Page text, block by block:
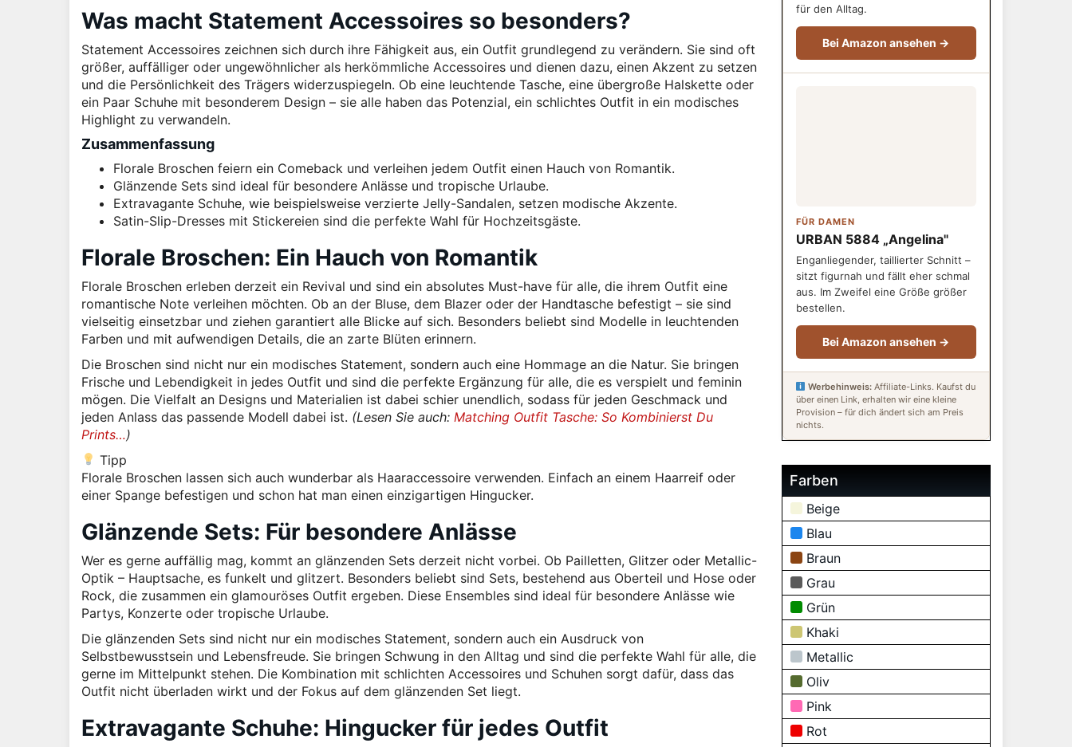
Was macht Statement Accessoires so besonders?
Statement Accessoires zeichnen sich durch ihre Fähigkeit aus, ein Outfit grundlegend zu verändern. Sie sind oft
größer, auffälliger oder ungewöhnlicher als herkömmliche Accessoires und dienen dazu, einen Akzent zu setzen
und die Persönlichkeit des Trägers widerzuspiegeln. Ob eine leuchtende Tasche, eine übergroße Halskette oder
ein Paar Schuhe mit besonderem Design – sie alle haben das Potenzial, ein schlichtes Outfit in ein modisches
Highlight zu verwandeln.
Zusammenfassung
Florale Broschen feiern ein Comeback und verleihen jedem Outfit einen Hauch von Romantik.
Glänzende Sets sind ideal für besondere Anlässe und tropische Urlaube.
Extravagante Schuhe, wie beispielsweise verzierte Jelly-Sandalen, setzen modische Akzente.
Satin-Slip-Dresses mit Stickereien sind die perfekte Wahl für Hochzeitsgäste.
Florale Broschen: Ein Hauch von Romantik
Florale Broschen erleben derzeit ein Revival und sind ein absolutes Must-have für alle, die ihrem Outfit eine
romantische Note verleihen möchten. Ob an der Bluse, dem Blazer oder der Handtasche befestigt – sie sind
vielseitig einsetzbar und ziehen garantiert alle Blicke auf sich. Besonders beliebt sind Modelle in leuchtenden
Farben und mit aufwendigen Details, die an zarte Blüten erinnern.
Die Broschen sind nicht nur ein modisches Statement, sondern auch eine Hommage an die Natur. Sie bringen
Frische und Lebendigkeit in jedes Outfit und sind die perfekte Ergänzung für alle, die es verspielt und feminin
mögen. Die Vielfalt an Designs und Materialien ist dabei schier unendlich, sodass für jeden Geschmack und
jeden Anlass das passende Modell dabei ist. (Lesen Sie auch: Matching Outfit Tasche: So Kombinierst Du
Prints…)
Tipp
Florale Broschen lassen sich auch wunderbar als Haaraccessoire verwenden. Einfach an einem Haarreif oder
einer Spange befestigen und schon hat man einen einzigartigen Hingucker.
Glänzende Sets: Für besondere Anlässe
Wer es gerne auffällig mag, kommt an glänzenden Sets derzeit nicht vorbei. Ob Pailletten, Glitzer oder Metallic-
Optik – Hauptsache, es funkelt und glitzert. Besonders beliebt sind Sets, bestehend aus Oberteil und Hose oder
Rock, die zusammen ein glamouröses Outfit ergeben. Diese Ensembles sind ideal für besondere Anlässe wie
Partys, Konzerte oder tropische Urlaube.
Die glänzenden Sets sind nicht nur ein modisches Statement, sondern auch ein Ausdruck von
Selbstbewusstsein und Lebensfreude. Sie bringen Schwung in den Alltag und sind die perfekte Wahl für alle, die
gerne im Mittelpunkt stehen. Die Kombination mit schlichten Accessoires und Schuhen sorgt dafür, dass das
Outfit nicht überladen wirkt und der Fokus auf dem glänzenden Set liegt.
Extravagante Schuhe: Hingucker für jedes Outfit
für den Alltag.
Bei Amazon ansehen →
FÜR DAMEN
URBAN 5884 „Angelina"
Enganliegender, taillierter Schnitt –
sitzt figurnah und fällt eher schmal
aus. Im Zweifel eine Größe größer
bestellen.
Bei Amazon ansehen →
Werbehinweis: Affiliate-Links. Kaufst du
über einen Link, erhalten wir eine kleine
Provision – für dich ändert sich am Preis
nichts.
Farben
Beige
Blau
Braun
Grau
Grün
Khaki
Metallic
Oliv
Pink
Rot